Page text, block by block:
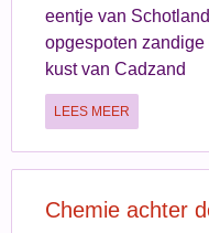
eentje van
opgespoten zandige
kust van Cadzand
LEES MEER
Chemie achter